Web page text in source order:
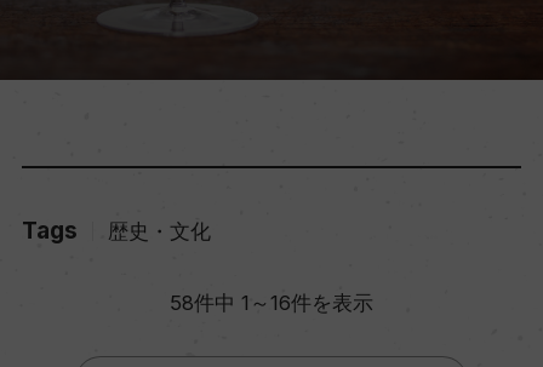
Tags 歴史・文化
58件中 1～16件を表示